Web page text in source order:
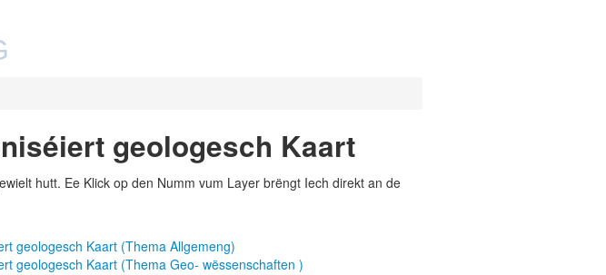
geologesch Kaart
hutt. Ee Klick op den Numm vum Layer brëngt Iech direkt an de
geologesch Kaart (Thema Allgemeng)
geologesch Kaart (Thema Geo- wëssenschaften )